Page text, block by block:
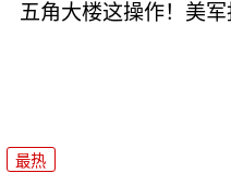
五角大楼这操作！美
最热